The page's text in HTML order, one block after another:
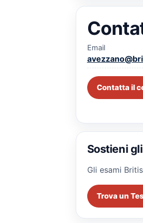
Email
Contatta il
Sostieni
Gli esami
Trova un